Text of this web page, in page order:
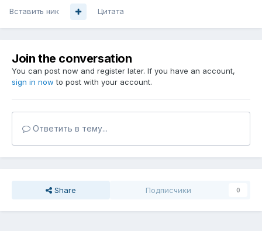
Вставить ник Цитата
Join the conversation
You can post now and register later. If you have an account,
sign in now to post with your account.
Ответить в тему...
Share Подписчики 0